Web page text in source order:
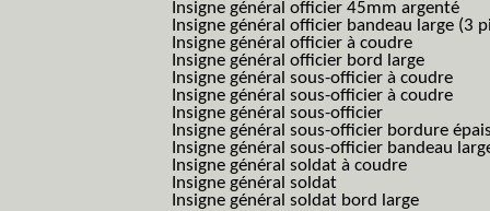
Insigne général officier 45mm argenté
Insigne général officier bandeau large (3
Insigne général officier à coudre
Insigne général officier bord large
Insigne général sous-officier à coudre
Insigne général sous-officier à coudre
Insigne général sous-officier
Insigne général sous-officier bordure
Insigne général sous-officier bandeau
Insigne général soldat à coudre
Insigne général soldat
Insigne général soldat bord large